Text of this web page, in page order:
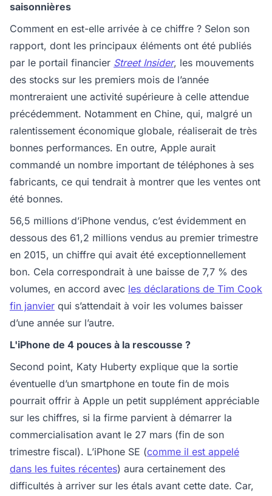
saisonnières
Comment en est-elle arrivée à ce chiffre ? Selon son
rapport, dont les principaux éléments ont été publiés
par le portail financier Street Insider, les mouvements
des stocks sur les premiers mois de l’année
montreraient une activité supérieure à celle attendue
précédemment. Notamment en Chine, qui, malgré un
ralentissement économique globale, réaliserait de très
bonnes performances. En outre, Apple aurait
commandé un nombre important de téléphones à ses
fabricants, ce qui tendrait à montrer que les ventes ont
été bonnes.
56,5 millions d’iPhone vendus, c’est évidemment en
dessous des 61,2 millions vendus au premier trimestre
en 2015, un chiffre qui avait été exceptionnellement
bon. Cela correspondrait à une baisse de 7,7 % des
volumes, en accord avec les déclarations de Tim Cook
fin janvier qui s’attendait à voir les volumes baisser
d’une année sur l’autre.
L'iPhone de 4 pouces à la rescousse ?
Second point, Katy Huberty explique que la sortie
éventuelle d’un smartphone en toute fin de mois
pourrait offrir à Apple un petit supplément appréciable
sur les chiffres, si la firme parvient à démarrer la
commercialisation avant le 27 mars (fin de son
trimestre fiscal). L’iPhone SE (comme il est appelé
dans les fuites récentes) aura certainement des
difficultés à arriver sur les étals avant cette date. Car,